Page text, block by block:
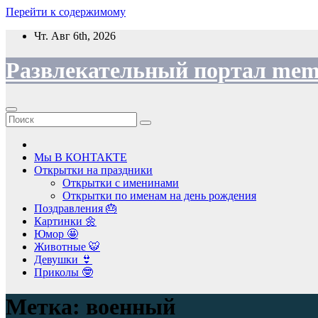
Перейти к содержимому
Чт. Авг 6th, 2026
Развлекательный портал
Мы В КОНТАКТЕ
Открытки на праздники
Открытки с именинами
Открытки по именам на день рождения
Поздравления 🎂
Картинки 🌼
Юмор 🤩
Животные 🐯
Девушки 👙
Приколы 🤓
Метка: военный